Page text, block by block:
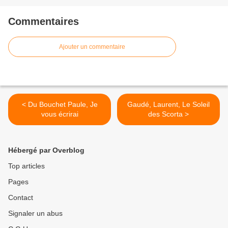
Commentaires
Ajouter un commentaire
< Du Bouchet Paule, Je
vous écrirai
Gaudé, Laurent, Le Soleil
des Scorta >
Hébergé par Overblog
Top articles
Pages
Contact
Signaler un abus